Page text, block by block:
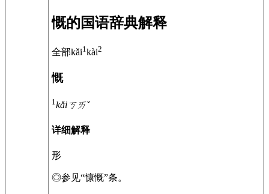
慨的国语辞典解释
全部kǎi1 kài2
慨
1 kǎiㄎㄞˇ
详细解释
形
◎参见“慷慨”条。